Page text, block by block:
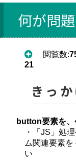
何が問
閲覧数:
21
きっ
button要素を
・「JS」処
ム関連要素
い